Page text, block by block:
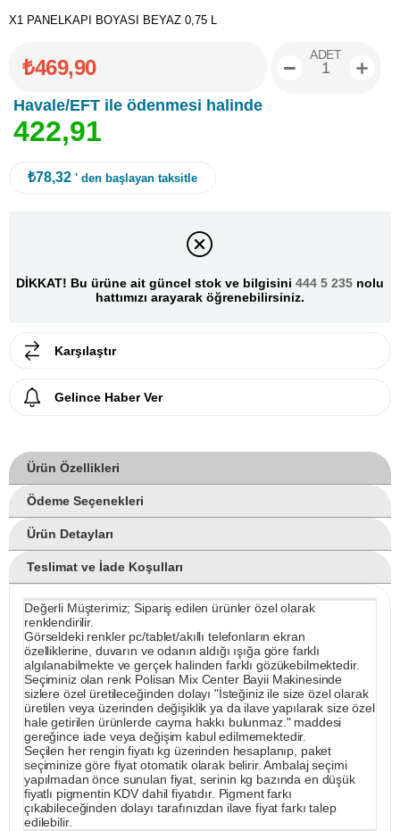
X1 PANELKAPI BOYASI BEYAZ 0,75 L
₺469,90
Havale/EFT ile ödenmesi halinde
422,91
ADET
₺78,32 ' den başlayan taksitle
DİKKAT! Bu ürüne ait güncel stok ve bilgisini 444 5 235 nolu
hattımızı arayarak öğrenebilirsiniz.
Karşılaştır
Gelince Haber Ver
Ürün Özellikleri
Ödeme Seçenekleri
Ürün Detayları
Teslimat ve İade Koşulları
Değerli Müşterimiz; Sipariş edilen ürünler özel olarak
renklendirilir.
Görseldeki renkler pc/tablet/akıllı telefonların ekran
özelliklerine, duvarın ve odanın aldığı ışığa göre farklı
algılanabilmekte ve gerçek halinden farklı gözükebilmektedir.
Seçiminiz olan renk Polisan Mix Center Bayii Makinesinde
sizlere özel üretileceğinden dolayı "İsteğiniz ile size özel olarak
üretilen veya üzerinden değişiklik ya da ilave yapılarak size özel
hale getirilen ürünlerde cayma hakkı bulunmaz." maddesi
gereğince iade veya değişim kabul edilmemektedir.
Seçilen her rengin fiyatı kg üzerinden hesaplanıp, paket
seçiminize göre fiyat otomatik olarak belirir. Ambalaj seçimi
yapılmadan önce sunulan fiyat, serinin kg bazında en düşük
fiyatlı pigmentin KDV dahil fiyatıdır. Pigment farkı
çıkabileceğinden dolayı tarafınızdan ilave fiyat farkı talep
edilebilir.